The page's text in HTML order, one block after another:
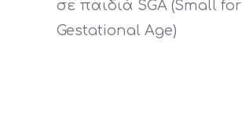
σε παιδιά SGA (Small for
Gestational Age)